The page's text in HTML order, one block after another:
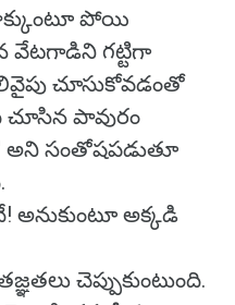
పోయి
వేటగాడిని గట్టిగా
చూసుకోవడంతో
చూసిన పావురం
సంతోషపడుతూ
అనుకుంటూ అక్కడి
చెప్పుకుంటుంది.